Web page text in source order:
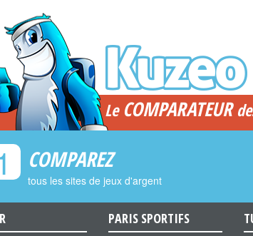
Le COMPARATEUR
COMPAREZ
tous les sites de jeux d'argent
PARIS SPORTIFS